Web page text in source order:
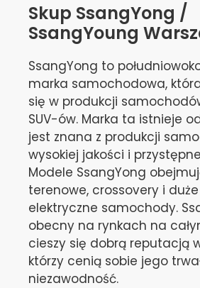
Skup SsangYong /
SsangYoung
SsangYong to
marka samochodowa,
się w produkcji
SUV-ów. Marka ta istnieje
jest znana z produkcji
wysokiej jakości i
Modele SsangYong
terenowe, crossovery i
elektryczne samochody.
obecny na rynkach na
cieszy się dobrą reputacją
którzy cenią sobie jego
niezawodność.